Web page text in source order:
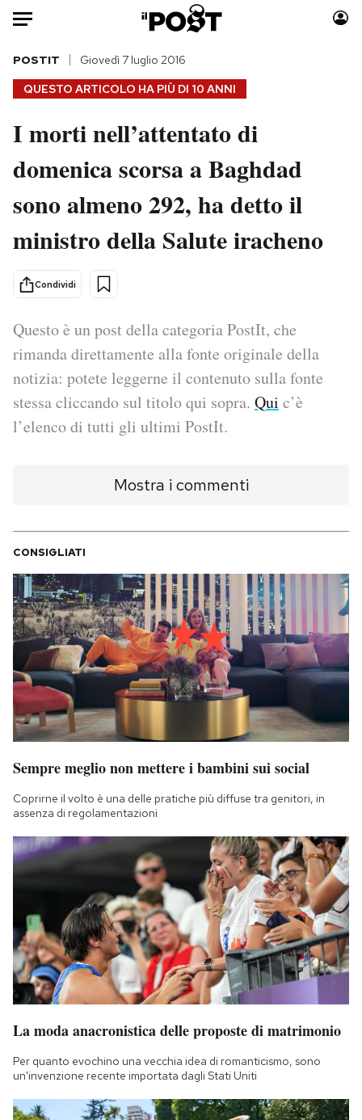
Auto
HOME
Italia
Politica
Tecnologia
Scienza
Cultura
Economia
Sport
Moda
Consumismi
Storie/Idee
Media
Mondiali calcio 2026
PODCAST
SHOP
CALENDARIO
AREA PERSONALE
Area Personale
Newsletter
Notifiche mobile
Hai bisogno di aiuto?
Esci
QUESTO ARTICOLO HA PIÙ DI 10 ANNI
POSTIT Giovedì 7 luglio 2016
I morti nell’attentato di
domenica scorsa a Baghdad
sono almeno 292, ha detto il
ministro della Salute iracheno
Condividi
Questo è un post della categoria PostIt, che
rimanda direttamente alla fonte originale della
notizia: potete leggerne il contenuto sulla fonte
stessa cliccando sul titolo qui sopra. Qui c’è
l’elenco di tutti gli ultimi PostIt.
Mostra i commenti
CONSIGLIATI
Sempre meglio non mettere i bambini sui social
Coprirne il volto è una delle pratiche più diffuse tra genitori, in
assenza di regolamentazioni
La moda anacronistica delle proposte di matrimonio
Per quanto evochino una vecchia idea di romanticismo, sono
un'invenzione recente importata dagli Stati Uniti